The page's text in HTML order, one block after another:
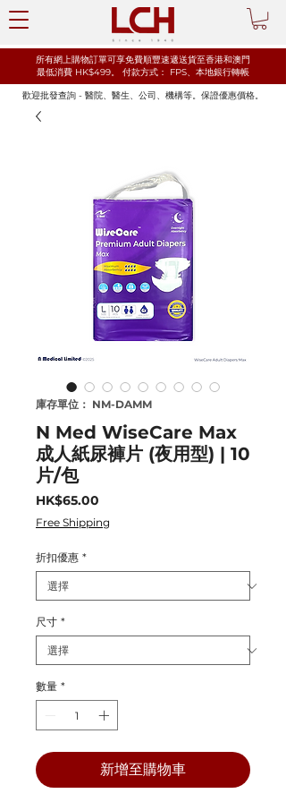
所有網上購物訂單可享免費順豐速遞送貨至香港和澳門
最低消費 HK$499。 ​付款方式： FPS、本地銀行轉帳
歡迎批發查詢 - 醫院、醫生、公司、機構等。保證優惠價格。
庫存單位： NM-DAMM
N Med WiseCare Max
成人紙尿褲片 (夜用型) | 10
片/包
HK$65.00
Free Shipping
折扣優惠 *
尺寸 *
數量 *
新增至購物車